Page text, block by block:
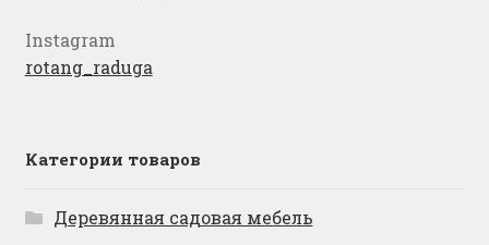
Instagram
rotang_raduga
Категории товаров
Деревянная садовая мебель